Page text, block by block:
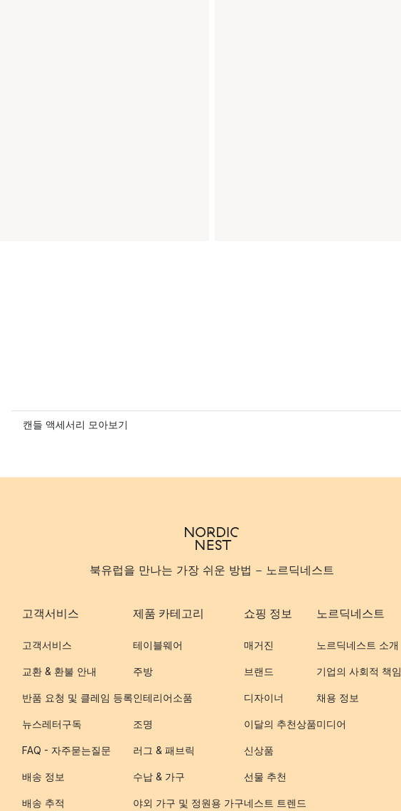
캔들 액세서리 모아보기
북유럽을 만나는 가장 쉬운 방법 - 노르딕네스트
고객서비스
고객서비스
교환 & 환불 안내
반품 요청 및 클레임 등록
뉴스레터구독
FAQ - 자주묻는질문
배송 정보
배송 추적
제품 카테고리
테이블웨어
주방
인테리어소품
조명
러그 & 패브릭
수납 & 가구
야외 가구 및 정원용 가구
쇼핑 정보
매거진
브랜드
디자이너
이달의 추천상품
신상품
선물 추천
네스트 트렌드
노르딕네스트
노르딕네스트 소개
기업의 사회적 책임
채용 정보
미디어